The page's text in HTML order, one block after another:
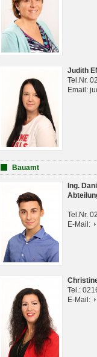
Judith
Tel.Nr.
Email:
Bauamt
Ing.
Tel.Nr.
E-Mail:
Tel.:
E-Mail: